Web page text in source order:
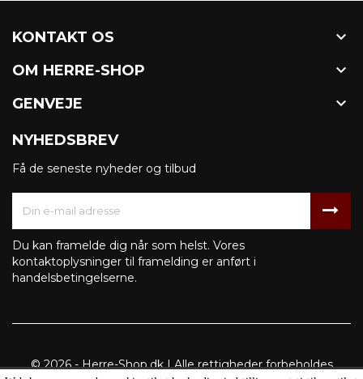
KONTAKT OS 
OM HERRE-SHOP 
GENVEJE 
NYHEDSBREV
Få de seneste nyheder og tilbud
Du kan framelde dig når som helst. Vores
kontaktoplysninger til framelding er anført i
handelsbetingelserne.
© 2026 - Herre-Shop.dk | Alle rettigheder forbeholdes